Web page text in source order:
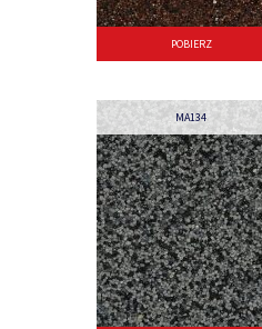
POBIERZ
MA134